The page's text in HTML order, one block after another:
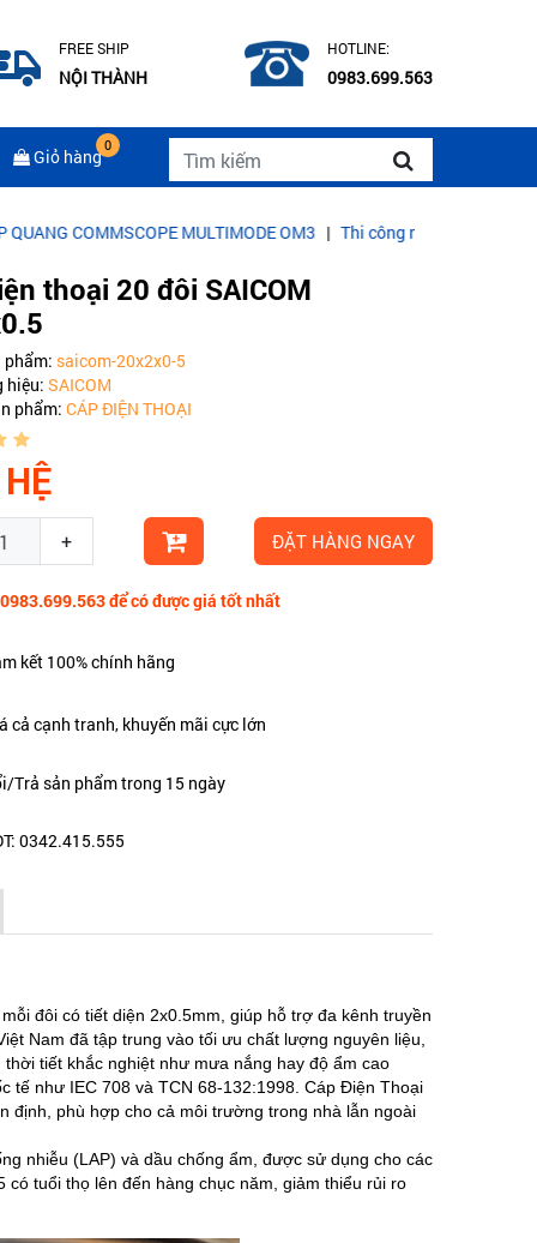
FREE SHIP
NỘI THÀNH
HOTLINE:
0983.699.563
Giỏ hàng
0
MULTIMODE OM3|Thi công mạng Lan, điện nhẹ cho văn
thoại 20 đôi SAICOM
phẩm: saicom-20x2x0-5
hiệu: SAICOM
phẩm: CÁP ĐIỆN THOẠI
+ ĐẶT HÀNG NGAY
để có được giá tốt nhất
kết 100% chính hãng
cả cạnh tranh, khuyến mãi cực lớn
Trả sản phẩm trong 15 ngày
0342.415.555
đôi có tiết diện 2x0.5mm, giúp hỗ trợ đa kênh truyền
Nam đã tập trung vào tối ưu chất lượng nguyên liệu,
tiết khắc nghiệt như mưa nắng hay độ ẩm cao
tế như IEC 708 và TCN 68-132:1998. Cáp Điện Thoại
định, phù hợp cho cả môi trường trong nhà lẫn ngoài
nhiễu (LAP) và dầu chống ẩm, được sử dụng cho các
tuổi thọ lên đến hàng chục năm, giảm thiểu rủi ro